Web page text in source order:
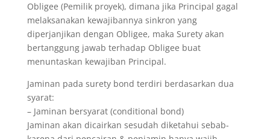
Obligee (Pemilik proyek), dimana jika Principal gagal
melaksanakan kewajibannya sinkron yang
diperjanjikan dengan Obligee, maka Surety akan
bertanggung jawab terhadap Obligee buat
menuntaskan kewajiban Principal.
Jaminan pada surety bond terdiri berdasarkan dua
syarat:
– Jaminan bersyarat (conditional bond)
Jaminan akan dicairkan sesudah diketahui sebab-